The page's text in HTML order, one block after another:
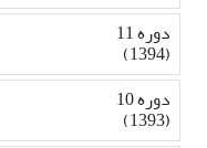
دوره 11
(1394)
دوره 10
(1393)